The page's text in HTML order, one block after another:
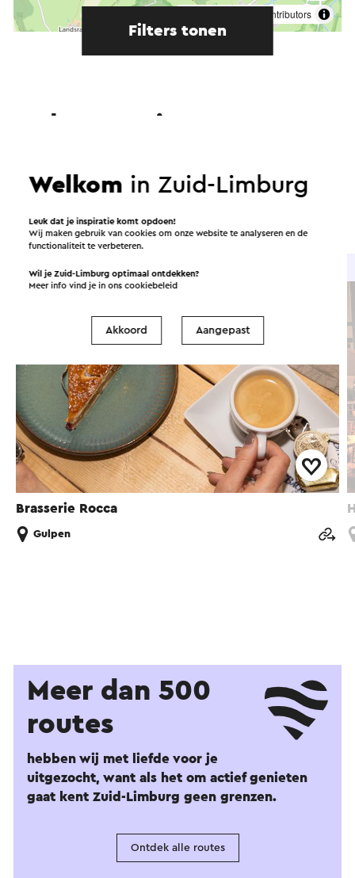
contributors
Filters tonen
In de omgeving
Eten en drinken Attracties
Bezienswaardigheden
Brasserie Rocca
Gulpen
Meer dan 500
routes
hebben wij met liefde voor je
uitgezocht, want als het om actief genieten
gaat kent Zuid-Limburg geen grenzen.
Ontdek alle routes
Welkom in Zuid-Limburg
Leuk dat je inspiratie komt opdoen!
Wij maken gebruik van cookies om onze website te analyseren en de
functionaliteit te verbeteren.
Wil je Zuid-Limburg optimaal ontdekken?
Meer info vind je in onscookiebeleid
Akkoord Aangepast